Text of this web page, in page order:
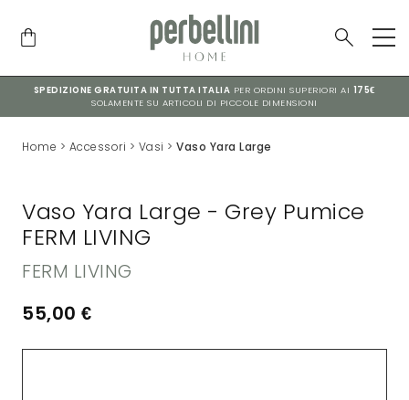
SPEDIZIONE GRATUITA IN TUTTA ITALIA PER ORDINI SUPERIORI AI 175€
SOLAMENTE SU ARTICOLI DI PICCOLE DIMENSIONI
Home > Accessori > Vasi > Vaso Yara Large
Vaso Yara Large - Grey Pumice
FERM LIVING
FERM LIVING
55,00 €